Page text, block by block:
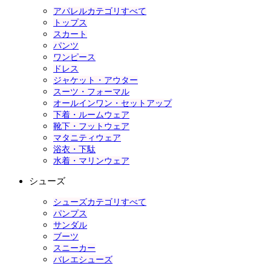
アパレルカテゴリすべて
トップス
スカート
パンツ
ワンピース
ドレス
ジャケット・アウター
スーツ・フォーマル
オールインワン・セットアップ
下着・ルームウェア
靴下・フットウェア
マタニティウェア
浴衣・下駄
水着・マリンウェア
シューズ
シューズカテゴリすべて
パンプス
サンダル
ブーツ
スニーカー
バレエシューズ